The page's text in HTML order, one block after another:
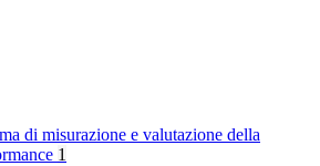
di misurazione e valutazione della
1